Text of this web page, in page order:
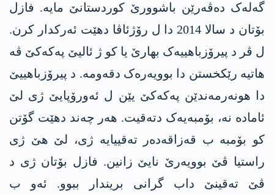
گەلەک دەڤەرێن باشوورێ کوردستانێ مایە. فازل
بۆتان د سالا 2014 دا ل رۆژئاڤا دهێت ئەرکدار کرن.
ل ڤر د پیرۆزباھییەک بھارێ یا کو ژ ئالیێ پەکەکێ ڤە
هاتیە رێکخستن دا بوویەرەک دقەومە. د پیرۆزباھییێ
دا ھونەرمەندێن پەکەکێ یێن ل ئەورۆپایێ ژی لێ
ئامادە نە، بۆمبەیەک دتەقیت. ھەر چەند دهێت گۆتن
کو بۆمبە ب قەزاقەدەر تەقییایە ژی، لێ ھێ ژی
راستیا ڤێ بوویەرێ نایێ زانین. فازل بۆتان ژی د
ڤێ تەقینێ داب گرانی بریندار ببوو. ئەو ب